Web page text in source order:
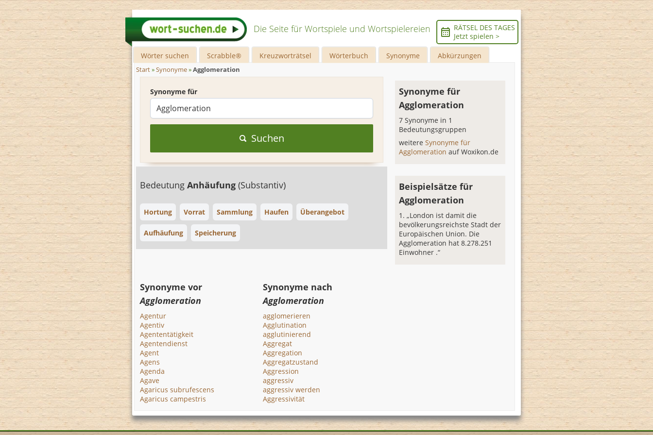
Die Seite für Wortspiele und Wortspielereien
RÄTSEL DES TAGES
Jetzt spielen >
Wörter suchen Scrabble® Kreuzworträtsel Wörterbuch Synonyme Abkürzungen
Start»Synonyme»Agglomeration
Synonyme für
Suchen
Bedeutung Anhäufung (Substantiv)
Hortung Vorrat Sammlung Haufen Überangebot
Aufhäufung Speicherung
Synonyme für
Agglomeration
7 Synonyme in 1
Bedeutungsgruppen
weitereSynonyme für
Agglomerationauf Woxikon.de
Beispielsätze für
Agglomeration
„London ist damit die
bevölkerungsreichste Stadt der
Europäischen Union. Die
Agglomeration hat 8.278.251
Einwohner .“
Synonyme vor
Agglomeration
Agentur
Agentiv
Agententätigkeit
Agentendienst
Agent
Agens
Agenda
Agave
Agaricus subrufescens
Agaricus campestris
Synonyme nach
Agglomeration
agglomerieren
Agglutination
agglutinierend
Aggregat
Aggregation
Aggregatzustand
Aggression
aggressiv
aggressiv werden
Aggressivität